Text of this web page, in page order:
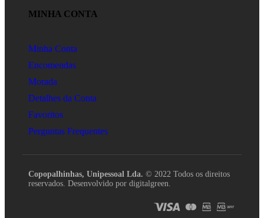
MINHA CONTA
Minha Conta
Encomendas
Morada
Detalhes da Conta
Favoritos
Perguntas Frequentes
Copopalhinhas, Unipessoal Lda. © 2022 Todos os direitos
reservados. Desenvolvido por digitalgreen.